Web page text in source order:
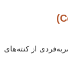
از کنته‌های